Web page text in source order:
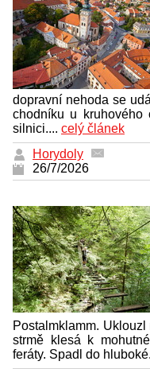
dopravní nehoda se
chodníku u
silnici.... celý článek
Horydoly
26/7/2026
Postalmklamm.
strmě klesá k
feráty. Spadl do